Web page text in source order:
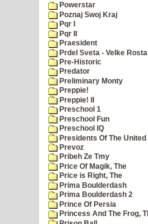
Powerstar
Poznaj Swoj Kraj
Pqr I
Pqr II
Praesident
Prdel Sveta - Velke
Pre-Historic
Predator
Preliminary Monty
Preppie!
Preppie! II
Preschool 1
Preschool Fun
Preschool IQ
Presidents Of The
Prevoz
Pribeh Ze Tmy
Price Of Magik, The
Price is Right, The
Prima Boulderdash
Prima Boulderdash 2
Prince Of Persia
Princess And The Frog,